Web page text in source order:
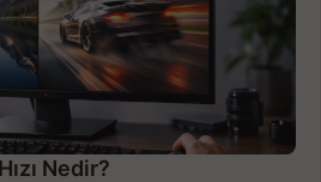
Nedir?